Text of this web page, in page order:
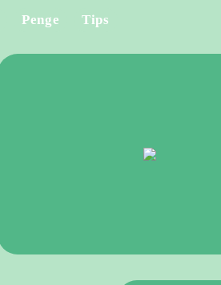
Penge Tips